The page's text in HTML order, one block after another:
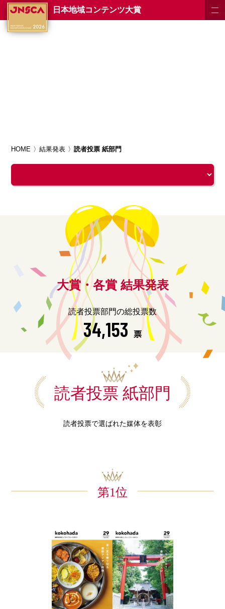
日本地域コンテンツ大賞
HOME 結果発表 読者投票 紙部門
大賞・各賞 結果発表
読者投票部門の総投票数
34,153 票
読者投票 紙部門
読者投票で選ばれた媒体を表彰
第1位